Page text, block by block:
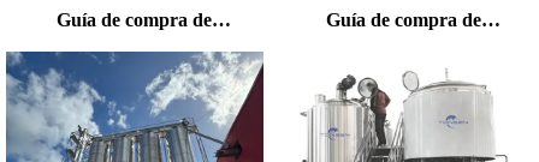
Guía de compra de
- Desde el inicio hasta la
producción a gran escala
Guía de compra de
- Desde el inicio hasta la
producción a gran escala